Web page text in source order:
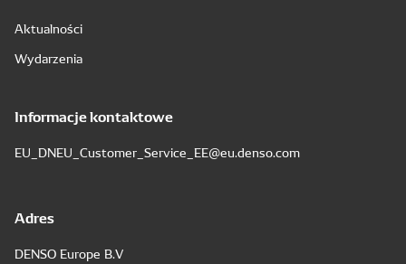
Aktualności
Wydarzenia
Informacje kontaktowe
EU_DNEU_Customer_Service_EE@eu.denso.com
Adres
DENSO Europe B.V